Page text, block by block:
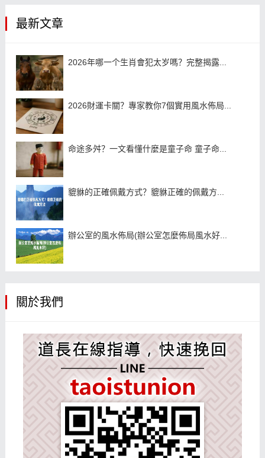
最新文章
2026年哪一个生肖會犯太岁嗎？完整揭露...
2026財運卡關？專家教你7個實用風水佈局...
命途多舛？一文看懂什麼是童子命 童子命...
貔貅的正確佩戴方式？貔貅正確的佩戴方...
辦公室的風水佈局(辦公室怎麼佈局風水好...
關於我們